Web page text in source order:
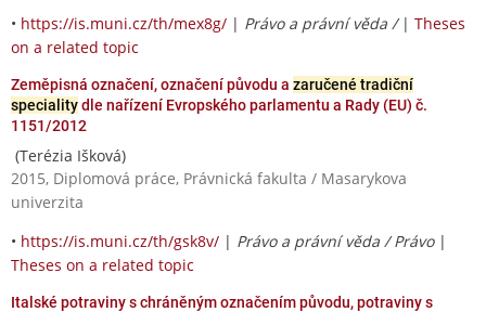
• https://is.muni.cz/th/mex8g/ | Právo a právní věda / | Theses
on a related topic
Zeměpisná označení, označení původu a zaručené tradiční
specialitydle nařízení Evropského parlamentu a Rady (EU) č.
1151/2012
(Terézia Išková)
2015, Diplomová práce, Právnická fakulta / Masarykova
univerzita
• https://is.muni.cz/th/gsk8v/ | Právo a právní věda / Právo|
Theses on a related topic
Italské potraviny s chráněným označením původu, potraviny s